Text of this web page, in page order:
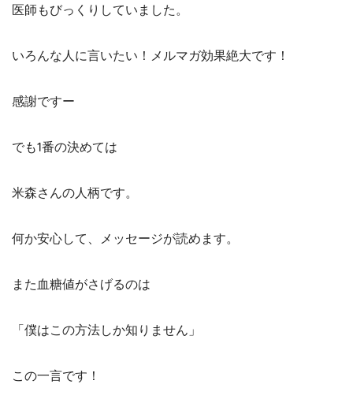
医師もびっくりしていました。
いろんな人に言いたい！メルマガ効果絶大です！
感謝ですー
でも1番の決めては
米森さんの人柄です。
何か安心して、メッセージが読めます。
また血糖値がさげるのは
「僕はこの方法しか知りません」
この一言です！